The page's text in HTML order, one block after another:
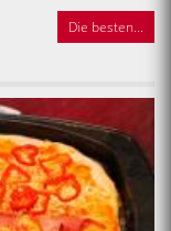
Die besten...